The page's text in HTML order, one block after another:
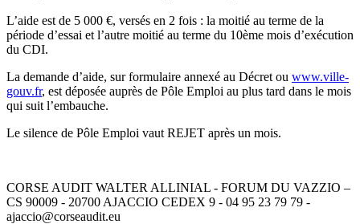
L’aide est de 5 000 €, versés en 2 fois : la moitié au terme de la
période d’essai et l’autre moitié au terme du 10ème mois d’exécution
du CDI.
La demande d’aide, sur formulaire annexé au Décret ou www.ville-
gouv.fr, est déposée auprès de Pôle Emploi au plus tard dans le mois
qui suit l’embauche.
Le silence de Pôle Emploi vaut REJET après un mois.
CORSE AUDIT WALTER ALLINIAL - FORUM DU VAZZIO –
CS 90009 - 20700 AJACCIO CEDEX 9 - 04 95 23 79 79 -
ajaccio@corseaudit.eu